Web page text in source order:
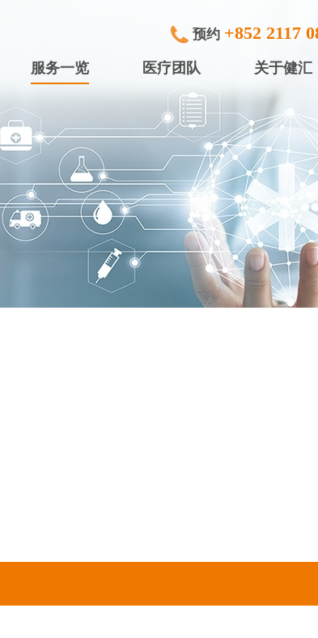
预约 +852 2117
服务一览
内窥镜
中小型手术
放射诊断
体检服务
医疗团队 关于健汇
健滙眼科
健滙专科
行)
健滙专科
健滙专科
盈健综合